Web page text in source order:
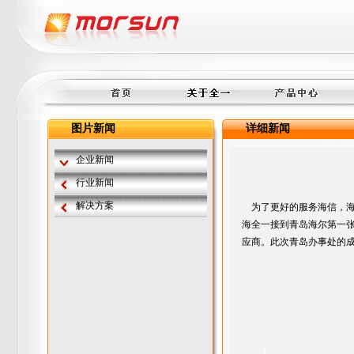
图片新闻
企业新闻
行业新闻
解决方案
详细新闻
为了更好的服务海信，
海全一接到青岛海尔第一
应商。此次青岛办事处的